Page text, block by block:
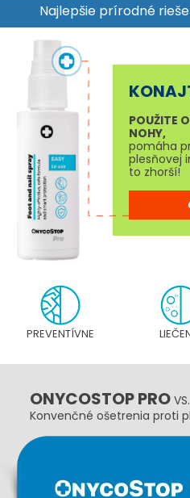
Najlepšie prírodné
POUŽITE
NOHY,
pomáha
plesňovej
to zhorší!
PREVENTÍVNE
ONYCOSTOP PROVS.
Konvenčné ošetrenia proti